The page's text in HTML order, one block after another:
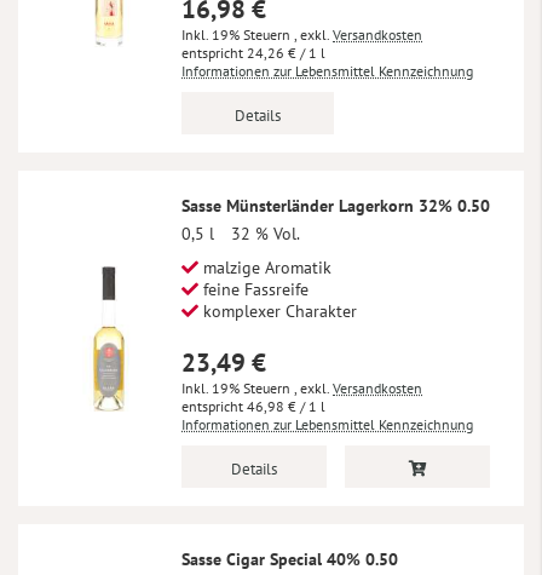
16,98 €
Inkl. 19% Steuern , exkl. Versandkosten
24,26 € / 1 l
Informationen zur Lebensmittel Kennzeichnung
Details
Sasse Münsterländer Lagerkorn 32% 0.50
0,5 l
32 % Vol.
malzige Aromatik
feine Fassreife
komplexer Charakter
23,49 €
Inkl. 19% Steuern , exkl. Versandkosten
46,98 € / 1 l
Informationen zur Lebensmittel Kennzeichnung
Details
Sasse Cigar Special 40% 0.50